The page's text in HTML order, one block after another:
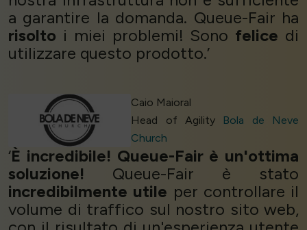
a garantire la domanda. Queue-Fair ha
risolto i miei problemi! Sono felice di
utilizzare questo prodotto.’
Caio Maioral
Head of Agility Bola de Neve
Church
‘È incredibile! Queue-Fair è un'ottima
soluzione! Queue-Fair è stato
incredibilmente utile per controllare il
volume di traffico sul nostro sito web,